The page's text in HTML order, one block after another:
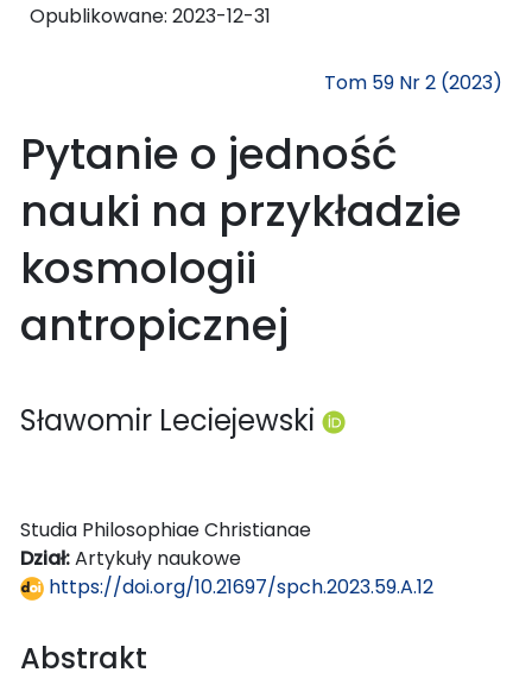
Opublikowane: 2023-12-31
Tom 59 Nr 2 (2023)
Pytanie o jedność
nauki na przykładzie
kosmologii
antropicznej
Sławomir Leciejewski
Studia Philosophiae Christianae
Dział:Artykuły naukowe
https://doi.org/10.21697/spch.2023.59.A.12
Abstrakt